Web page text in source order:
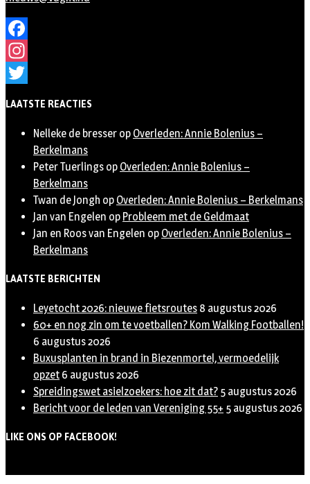
Facebook
Instagram
LAATSTE REACTIES
Nelleke de bresser op Overleden: Annie Bolenius –
Berkelmans
Peter Tuerlings op Overleden: Annie Bolenius –
Berkelmans
Twan de Jongh op Overleden: Annie Bolenius – Berkelmans
Jan van Engelen op Probleem met de Geldmaat
Jan en Roos van Engelen op Overleden: Annie Bolenius –
Berkelmans
LAATSTE BERICHTEN
Leyetocht 2026: nieuwe fietsroutes 8 augustus 2026
60+ en nog zin om te voetballen? Kom Walking Footballen!
6 augustus 2026
Buxusplanten in brand in Biezenmortel, vermoedelijk
opzet 6 augustus 2026
Spreidingswet asielzoekers: hoe zit dat? 5 augustus 2026
Bericht voor de leden van Vereniging 55+ 5 augustus 2026
LIKE ONS OP FACEBOOK!